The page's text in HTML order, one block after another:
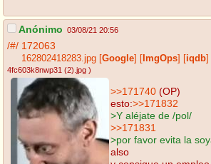
Anónimo 03/08/21 20:56
/#/ 172063
162802418283.jpg Google ImgOps iqdb
4fc603k8nwp31 (2).jpg )
>>171740 (OP)
esto:>>171832
>Y aléjate de /pol/
>>171831
>por favor evita la
also